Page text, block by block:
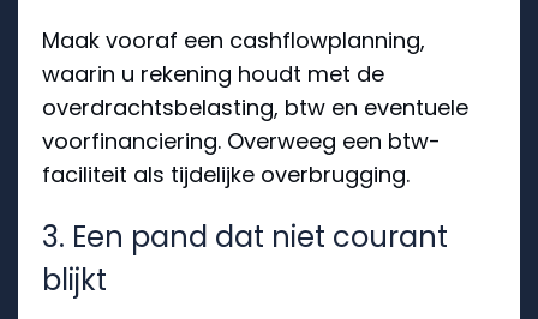
Maak vooraf een cashflowplanning,
waarin u rekening houdt met de
overdrachtsbelasting, btw en eventuele
voorfinanciering. Overweeg een btw-
faciliteit als tijdelijke overbrugging.
3. Een pand dat niet courant
blijkt